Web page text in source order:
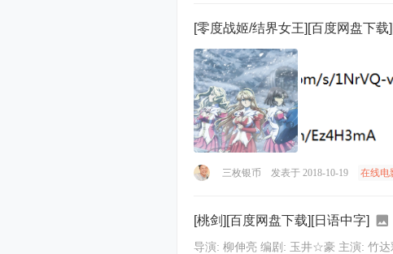
[零度战姬/结界女王][百度网盘下载
三枚银币 发表于 2018-10-19 在线电
[桃剑][百度网盘下载][日语中字]
导演: 柳伸亮 编剧: 玉井☆豪 主演: 竹